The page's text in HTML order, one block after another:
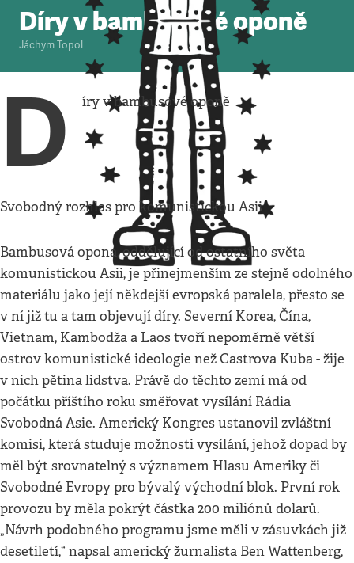
Díry v bambusové oponě
Jáchym Topol
D íry v bambusové oponě
Svobodný rozhlas pro komunistickou Asii
Bambusová opona, oddělující od ostatního světa
komunistickou Asii, je přinejmenším ze stejně odolného
materiálu jako její někdejší evropská paralela, přesto se
v ní již tu a tam objevují díry. Severní Korea, Čína,
Vietnam, Kambodža a Laos tvoří nepoměrně větší
ostrov komunistické ideologie než Castrova Kuba - žije
v nich pětina lidstva. Právě do těchto zemí má od
počátku příštího roku směřovat vysílání Rádia
Svobodná Asie. Americký Kongres ustanovil zvláštní
komisi, která studuje možnosti vysílání, jehož dopad by
měl být srovnatelný s významem Hlasu Ameriky či
Svobodné Evropy pro bývalý východní blok. První rok
provozu by měla pokrýt částka 200 miliónů dolarů.
„Návrh podobného programu jsme měli v zásuvkách již
desetiletí,“ napsal americký žurnalista Ben Wattenberg,